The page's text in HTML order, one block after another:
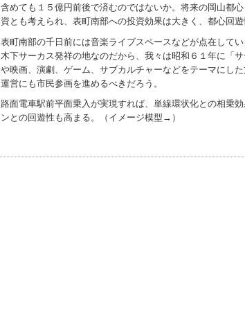
含めても１５億円前後で済むのではないか。将来の岡山都
資とも考えられ、表町南部への投資効果は大きく、都心回
表町南部の千日前には音楽ライブスペースなどが点在して
木下サーカス発祥の地なのだから、我々は昭和６１年に「
や映画、演劇、ゲーム、サブカルチャーなどをテーマにし
運営にも市民参画を進めるべきだろう。
路面電車駅前平面乗入が実現すれば、単線環状化との相乗
ンとの回遊性も高まる。（イメージ模型→）